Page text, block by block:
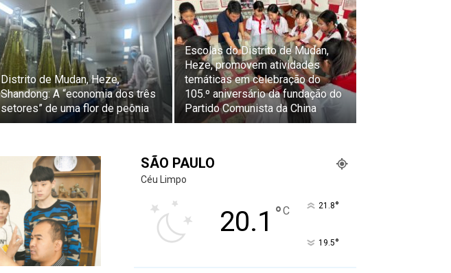
Distrito de Mudan, Heze,
Shandong: A “economia dos três
setores” de uma flor de peônia
Escolas do Distrito de Mudan,
Heze, promovem atividades
temáticas em celebração do
105.º aniversário da fundação do
Partido Comunista da China
SÃO PAULO
Céu Limpo
20.1 °C 21.8°
19.5°